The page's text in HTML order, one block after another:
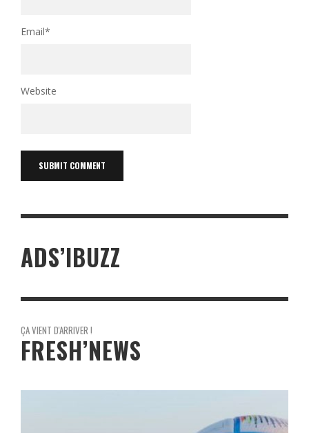
Email*
Website
ADS’IBUZZ
ÇA VIENT D'ARRIVER !
FRESH’NEWS